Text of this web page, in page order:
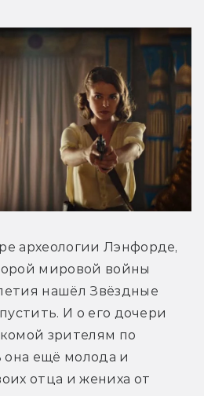
археологии Лэнфорде,
мировой войны
нашёл Звёздные
И о его дочери
зрителям по
она ещё молода и
отца и жениха от